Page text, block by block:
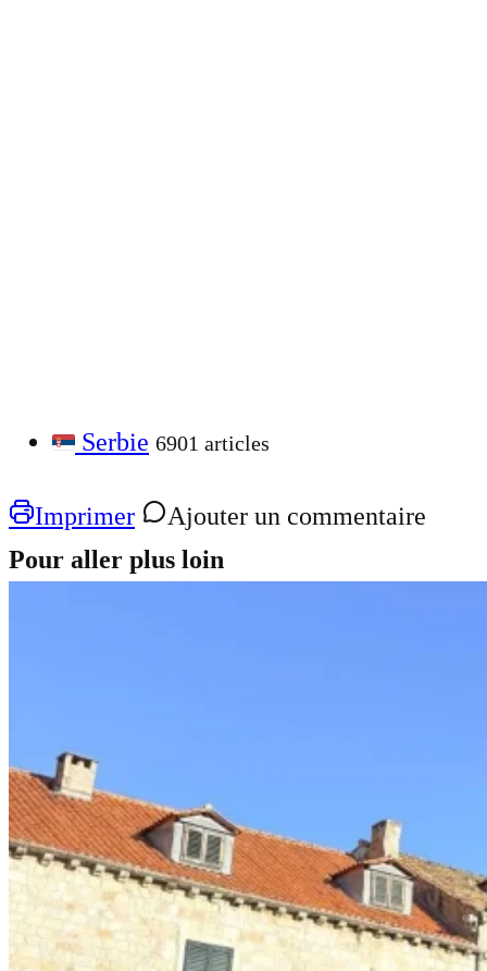
Serbie 6901 articles
Imprimer
Ajouter un commentaire
Pour aller plus loin